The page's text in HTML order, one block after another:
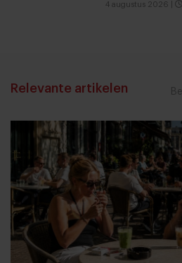
4 augustus 2026
Relevante artikelen